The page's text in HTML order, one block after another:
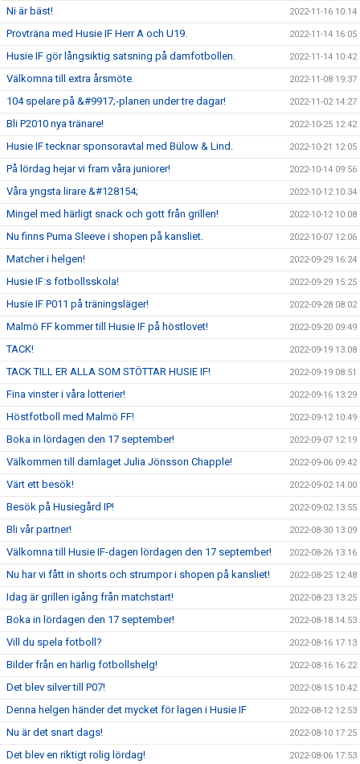
Ni är bäst! 2022-11-16 10:14
Provträna med Husie IF Herr A och U19. 2022-11-14 16:05
Husie IF gör långsiktig satsning på damfotbollen. 2022-11-14 10:42
Välkomna till extra årsmöte. 2022-11-08 19:37
104 spelare på &#9917;-planen under tre dagar! 2022-11-02 14:27
Bli P2010 nya tränare! 2022-10-25 12:42
Husie IF tecknar sponsoravtal med Bülow & Lind. 2022-10-21 12:05
På lördag hejar vi fram våra juniorer! 2022-10-14 09:56
Våra yngsta lirare &#128154; 2022-10-12 10:34
Mingel med härligt snack och gott från grillen! 2022-10-12 10:08
Nu finns Puma Sleeve i shopen på kansliet. 2022-10-07 12:06
Matcher i helgen! 2022-09-29 16:24
Husie IF:s fotbollsskola! 2022-09-29 15:25
Husie IF P011 på träningsläger! 2022-09-28 08:02
Malmö FF kommer till Husie IF på höstlovet! 2022-09-20 09:49
TACK! 2022-09-19 13:08
TACK TILL ER ALLA SOM STÖTTAR HUSIE IF! 2022-09-19 08:51
Fina vinster i våra lotterier! 2022-09-16 13:29
Höstfotboll med Malmö FF! 2022-09-12 10:49
Boka in lördagen den 17 september! 2022-09-07 12:19
Välkommen till damlaget Julia Jönsson Chapple! 2022-09-06 09:42
Värt ett besök! 2022-09-02 14:00
Besök på Husiegård IP! 2022-09-02 13:55
Bli vår partner! 2022-08-30 13:09
Välkomna till Husie IF-dagen lördagen den 17 september! 2022-08-26 13:16
Nu har vi fått in shorts och strumpor i shopen på kansliet! 2022-08-25 12:48
Idag är grillen igång från matchstart! 2022-08-23 13:25
Boka in lördagen den 17 september! 2022-08-18 14:53
Vill du spela fotboll? 2022-08-16 17:13
Bilder från en härlig fotbollshelg! 2022-08-16 16:22
Det blev silver till P07! 2022-08-15 10:42
Denna helgen händer det mycket för lagen i Husie IF 2022-08-12 12:53
Nu är det snart dags! 2022-08-10 17:25
Det blev en riktigt rolig lördag! 2022-08-06 17:53